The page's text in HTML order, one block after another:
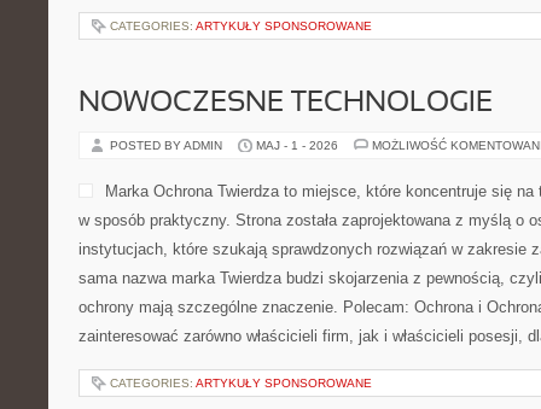
CATEGORIES: ARTYKUŁY SPONSOROWANE
NOWOCZESNE TECHNOLOGIE
POSTED BY ADMIN MAJ - 1 - 2026 MOŻLIWOŚĆ
Marka Ochrona Twierdza to miejsce, które koncentruje się
w sposób praktyczny. Strona została zaprojektowana z myślą o
instytucjach, które szukają sprawdzonych rozwiązań w zakresie
sama nazwa marka Twierdza budzi skojarzenia z pewnością,
ochrony mają szczególne znaczenie. Polecam: Ochrona i
zainteresować zarówno właścicieli firm, jak i właścicieli posesji,
CATEGORIES: ARTYKUŁY SPONSOROWANE